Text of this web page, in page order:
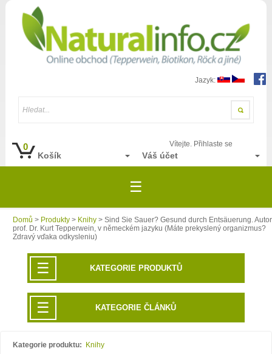
Jazyk:
Hledat...
0
Košík
Vítejte. Přihlaste se
Váš účet
☰
Domů > Produkty > Knihy > Sind Sie Sauer? Gesund durch Entsäuerung. Autor
prof. Dr. Kurt Tepperwein, v německém jazyku (Máte prekyslený organizmus?
Zdravý vďaka odkysleniu)
☰ KATEGORIE PRODUKTŮ
☰ KATEGORIE ČLÁNKŮ
Kategorie produktu: Knihy